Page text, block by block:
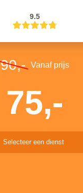
9.5
90,- Vanaf prijs
75,-
Selecteer een dienst